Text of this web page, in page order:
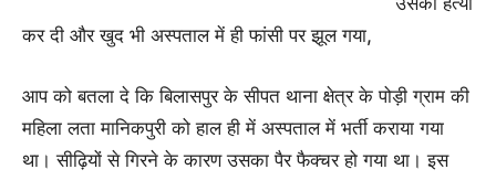
कर दी और खुद भी अस्पताल में ही फांसी पर झूल गया,
आप को बतला दे कि बिलासपुर के सीपत थाना क्षेत्र के पोड़ी ग्राम की
महिला लता मानिकपुरी को हाल ही में अस्पताल में भर्ती कराया गया
था। सीढ़ियों से गिरने के कारण उसका पैर फैक्चर हो गया था। इस